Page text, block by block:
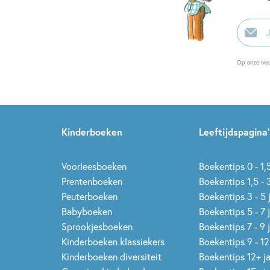
E-
mailadres
Op onze
Kinderboeken
Voorleesboeken
Prentenboeken
Peuterboeken
Babyboeken
Sprookjesboeken
Kinderboeken klassiekers
Kinderboeken diversiteit
Boekentips 0 -
Boekentips 1,5 -
Boekentips 3 - 5
Boekentips 5 - 7
Boekentips 7 - 9
Boekentips 9 -
Boekentips 12+